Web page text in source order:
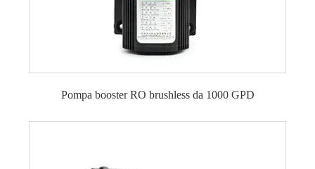
Pompa booster RO brushless da 1000 GPD